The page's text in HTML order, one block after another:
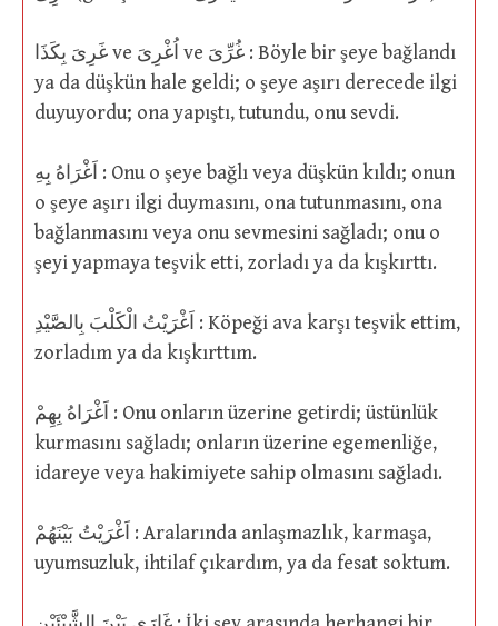
غَرِىَ بِكَذَا ve اُغْرِىَ ve غُرِّىَ : Böyle bir şeye bağlandı
ya da düşkün hale geldi; o şeye aşırı derecede ilgi
duyuyordu; ona yapıştı, tutundu, onu sevdi.
اَغْرَاهُ بِهِ : Onu o şeye bağlı veya düşkün kıldı; onun
o şeye aşırı ilgi duymasını, ona tutunmasını, ona
bağlanmasını veya onu sevmesini sağladı; onu o
şeyi yapmaya teşvik etti, zorladı ya da kışkırttı.
اَغْرَيْتُ الْكَلْبَ بِالصَّيْدِ : Köpeği ava karşı teşvik ettim,
zorladım ya da kışkırttım.
اَغْرَاهُ بِهِمْ : Onu onların üzerine getirdi; üstünlük
kurmasını sağladı; onların üzerine egemenliğe,
idareye veya hakimiyete sahip olmasını sağladı.
اَغْرَيْتُ بَيْنَهُمْ : Aralarında anlaşmazlık, karmaşa,
uyumsuzluk, ihtilaf çıkardım, ya da fesat soktum.